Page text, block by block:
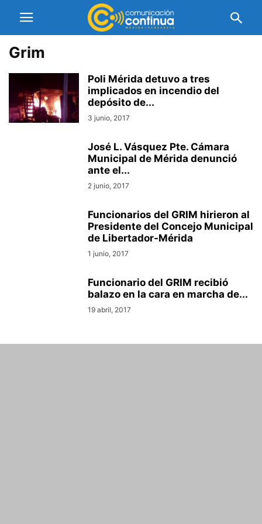
Grim
Poli Mérida detuvo a tres
implicados en incendio del
depósito de...
3 junio, 2017
José L. Vásquez Pte. Cámara
Municipal de Mérida denunció
ante el...
2 junio, 2017
Funcionarios del GRIM hirieron al
Presidente del Concejo Municipal
de Libertador-Mérida
1 junio, 2017
Funcionario del GRIM recibió
balazo en la cara en marcha de...
19 abril, 2017